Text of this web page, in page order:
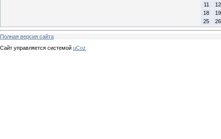
11
12
18
19
25
26
Полная версия сайта
Сайт управляется системой uCoz